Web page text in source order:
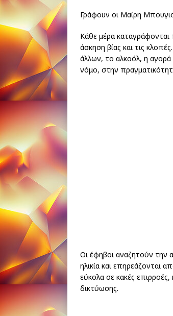
Γράφουν οι Μαίρη
Κάθε μέρα καταγράφονται
άσκηση βίας και τις
άλλων, το αλκοόλ, η
νόμο, στην
Οι έφηβοι αναζητούν την
ηλικία και επηρεάζονται
εύκολα σε κακές
δικτύωσης.